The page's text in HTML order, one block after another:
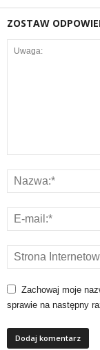
ZOSTAW
Zachowaj moje
sprawie na następny